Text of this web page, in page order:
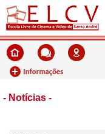
- Notícias -